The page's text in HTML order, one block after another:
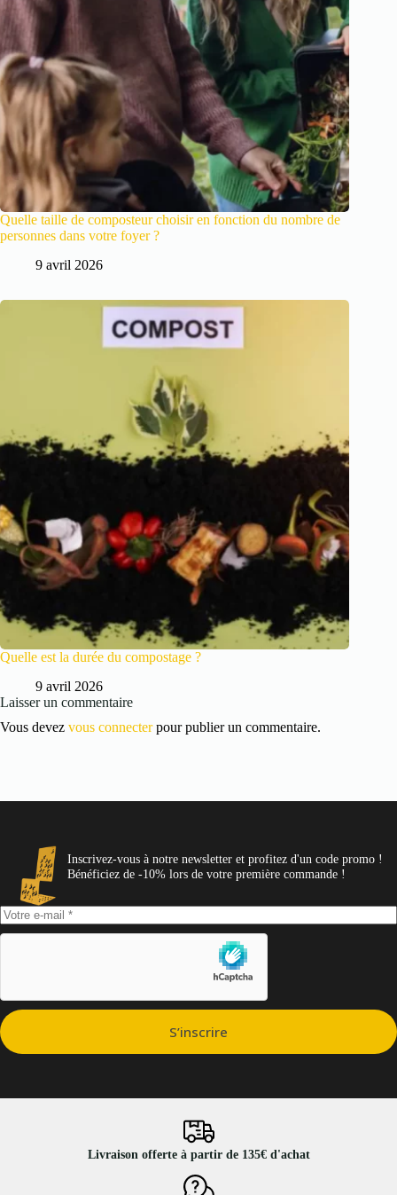
Quelle taille de composteur choisir en fonction du nombre de
personnes dans votre foyer ?
9 avril 2026
Quelle est la durée du compostage ?
9 avril 2026
Laisser un commentaire
Vous devez vous connecterpour publier un commentaire.
Inscrivez-vous à notre newsletter et profitez d'un code promo !
Bénéficiez de -10% lors de votre première commande !
S’inscrire
Livraison offerte à partir de 135€ d'achat